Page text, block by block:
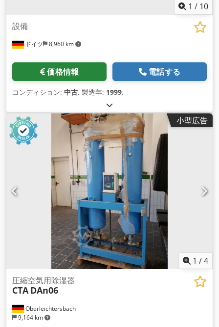
1 / 10
ドイツ 8,960 km
設備
価格情報 電話する
コンディション: 中古, 製造年: 1999,
小型広告
1 /4
Oberleichtersbach
9,164 km
圧縮空気用除湿器
CTA DAn06